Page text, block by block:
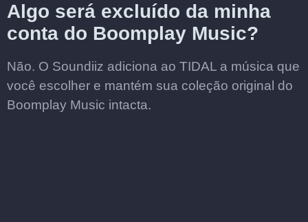
Algo será excluído da minha
conta do Boomplay Music?
Não. O Soundiiz adiciona ao TIDAL a música que
você escolher e mantém sua coleção original do
Boomplay Music intacta.